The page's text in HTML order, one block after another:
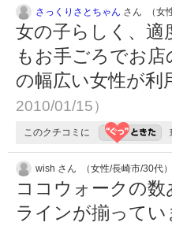
さっくりさとちゃん さん （女
女の子らしく、
もお手ごろでお
の幅広い女性が
2010/01/15）
このクチコミに
wish さん （女性/長崎市/30代）
ココウォークの
ラインが揃って